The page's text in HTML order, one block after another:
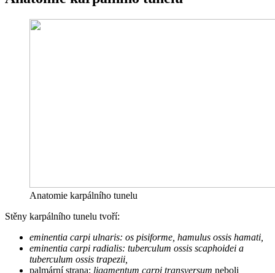
Anatomie karpálního tunelu
Stěny karpálního tunelu tvoří:
eminentia carpi ulnaris: os pisiforme, hamulus ossis hamati,
eminentia carpi radialis: tuberculum ossis scaphoidei a
tuberculum ossis trapezii,
palmární strana: ligamentum carpi transversum neboli